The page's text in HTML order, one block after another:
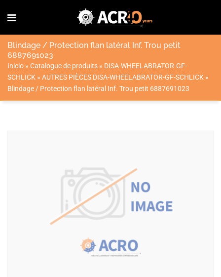
Blindage / Protection flan latéral Inf. Trou petit
6887691023
Inicio » Catalogue de produits » DISA-WHEELABRATOR-GF-
SCHLICK » AUTRES PIÈCES DISA-WHEELABRATOR-GF-SCHLICK »
Blindage / Protection flan latéral Inf. Trou petit 6887691023